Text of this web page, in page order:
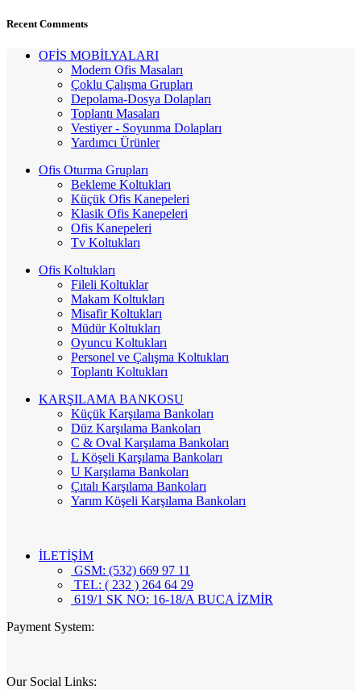
Recent Comments
OFİS MOBİLYALARI
Modern Ofis Masaları
Çoklu Çalışma Grupları
Depolama-Dosya Dolapları
Toplantı Masaları
Vestiyer - Soyunma Dolapları
Yardımcı Ürünler
Ofis Oturma Grupları
Bekleme Koltukları
Küçük Ofis Kanepeleri
Klasik Ofis Kanepeleri
Ofis Kanepeleri
Tv Koltukları
Ofis Koltukları
Fileli Koltuklar
Makam Koltukları
Misafir Koltukları
Müdür Koltukları
Oyuncu Koltukları
Personel ve Çalışma Koltukları
Toplantı Koltukları
KARŞILAMA BANKOSU
Küçük Karşılama Bankoları
Düz Karşılama Bankoları
C & Oval Karşılama Bankoları
L Köşeli Karşılama Bankoları
U Karşılama Bankoları
Çıtalı Karşılama Bankoları
Yarım Köşeli Karşılama Bankoları
İLETİŞİM
GSM: (532) 669 97 11
TEL: ( 232 ) 264 64 29
619/1 SK NO: 16-18/A BUCA İZMİR
Payment System:
Our Social Links: